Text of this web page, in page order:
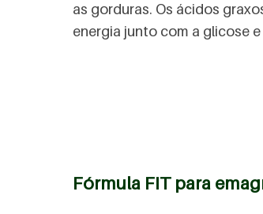
as gorduras. Os ácidos
energia junto com a glicose
Fórmula FIT para